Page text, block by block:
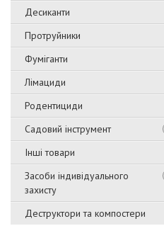
Десиканти
Протруйники
Фуміганти
Лімациди
Родентициди
Садовий інструмент
Інші товари
Засоби індивідуального
захисту
Деструктори та компостери